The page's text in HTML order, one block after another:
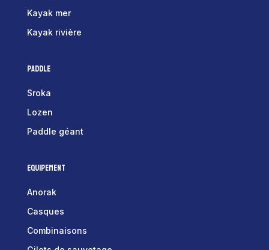
Kayak mer
Kayak rivière
Paddle
Sroka
Lozen
Paddle géant
Equipement
Anorak
Casques
Combinaisons